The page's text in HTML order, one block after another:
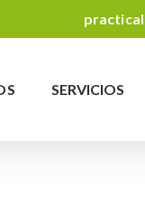
SERVICIOS